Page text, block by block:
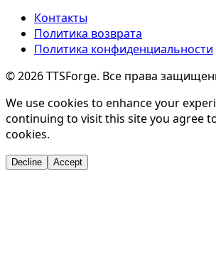
Контакты
Политика возврата
Политика конфиденциальности
©2026TTSForge. Все права
We use cookies to enhance your
continuing to visit this site you agree
cookies.
Decline Accept